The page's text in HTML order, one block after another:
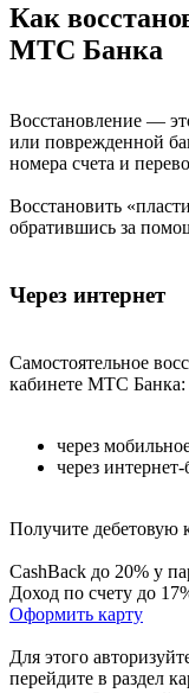
Как
МТС Банка
Восстановление —
или поврежденной
номера счета и
Восстановить
обратившись за
Через интернет
Самостоятельное
кабинете МТС Банка:
через
через
Получите дебетовую
CashBack до 20% у
Доход по счету до
Оформить карту
Для этого
перейдите в раздел